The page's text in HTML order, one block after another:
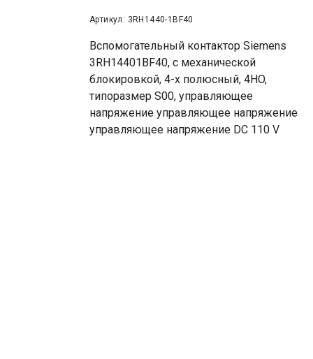
Артикул: 3RH1440-1BF40
Вспомогательный контактор Siemens
3RH14401BF40, с механической
блокировкой, 4-х полюсный, 4НO,
типоразмер S00, управляющее
напряжение управляющее напряжение
управляющее напряжение DC 110 V